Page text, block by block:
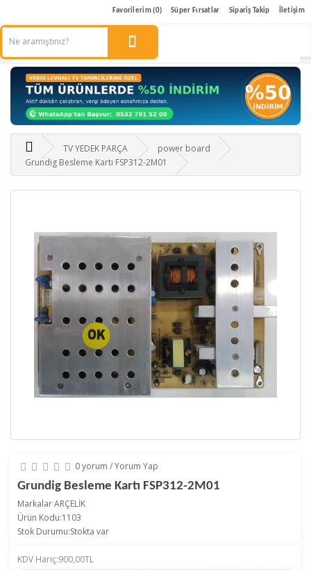
Favorilerim (0) Süper Fırsatlar Sipariş Takip İletişim
TV YEDEK PARÇA
power board
Grundig Besleme Kartı FSP312-2M01
0 yorum /Yorum Yap
Grundig Besleme Kartı FSP312-2M01
MarkalarARÇELİK
Ürün Kodu:1103
Stok Durumu:Stokta var
KDV Hariç:900,00TL